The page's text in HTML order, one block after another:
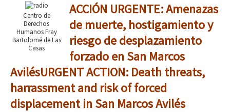
Centro de
Derechos
Humanos Fray
Bartolomé de Las
Casas
ACCIÓN URGENTE: Amenazas
de muerte, hostigamiento y
riesgo de desplazamiento
forzado en San Marcos
AvilésURGENT ACTION: Death threats,
harrassment and risk of forced
displacement in San Marcos Avilés